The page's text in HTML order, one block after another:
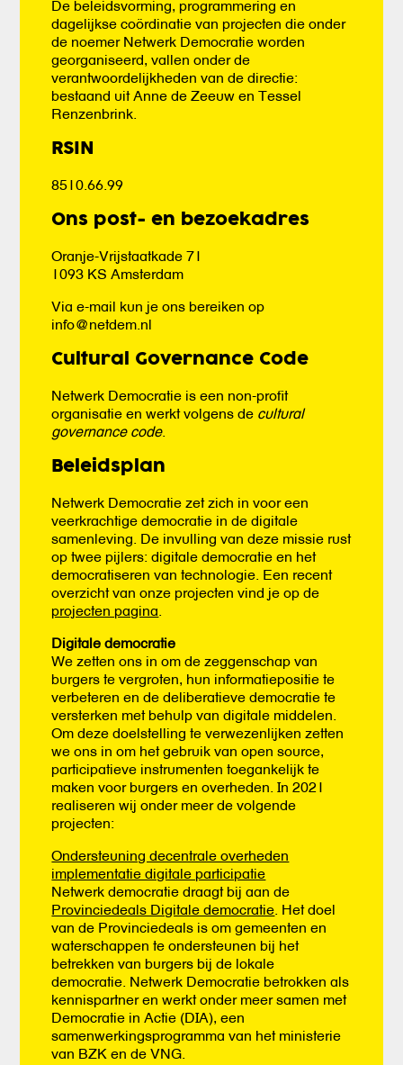
De beleidsvorming, programmering en
dagelijkse coördinatie van projecten die onder
de noemer Netwerk Democratie worden
georganiseerd, vallen onder de
verantwoordelijkheden van de directie:
bestaand uit Anne de Zeeuw en Tessel
Renzenbrink.
RSIN
8510.66.99
Ons post- en bezoekadres
Oranje-Vrijstaatkade 71
1093 KS Amsterdam
Via e-mail kun je ons bereiken op
info@netdem.nl
Cultural Governance Code
Netwerk Democratie is een non-profit
organisatie en werkt volgens de cultural
governance code.
Beleidsplan
Netwerk Democratie zet zich in voor een
veerkrachtige democratie in de digitale
samenleving. De invulling van deze missie rust
op twee pijlers: digitale democratie en het
democratiseren van technologie. Een recent
overzicht van onze projecten vind je op de
projecten pagina
Digitale democratie
We zetten ons in om de zeggenschap van
burgers te vergroten, hun informatiepositie te
verbeteren en de deliberatieve democratie te
versterken met behulp van digitale middelen.
Om deze doelstelling te verwezenlijken zetten
we ons in om het gebruik van open source,
participatieve instrumenten toegankelijk te
maken voor burgers en overheden. In 2021
realiseren wij onder meer de volgende
projecten:
Ondersteuning decentrale overheden
implementatie digitale participatie
Netwerk democratie draagt bij aan de
Provinciedeals Digitale democratie . Het doel
van de Provinciedeals is om gemeenten en
waterschappen te ondersteunen bij het
betrekken van burgers bij de lokale
democratie. Netwerk Democratie betrokken als
kennispartner en werkt onder meer samen met
Democratie in Actie (DIA), een
samenwerkingsprogramma van het ministerie
van BZK en de VNG.